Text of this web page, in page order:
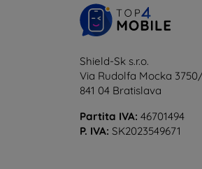
Shield-Sk s.r.o.
Via Rudolfa Mocka
841 04 Bratislava
Partita IVA: 46701494
P. IVA: SK2023549671